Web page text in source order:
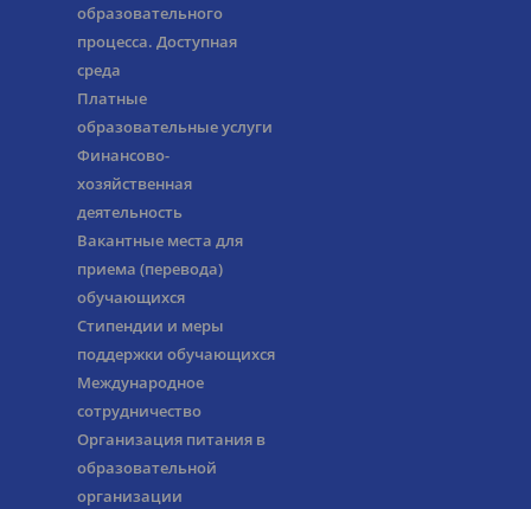
образовательного
процесса. Доступная
среда
Платные
образовательные услуги
Финансово-
хозяйственная
деятельность
Вакантные места для
приема (перевода)
обучающихся
Стипендии и меры
поддержки обучающихся
Международное
сотрудничество
Организация питания в
образовательной
организации